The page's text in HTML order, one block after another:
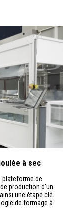
à sec
plateforme de
production d'un
une étape clé
de formage à